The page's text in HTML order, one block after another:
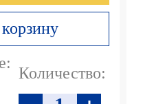
Количество: